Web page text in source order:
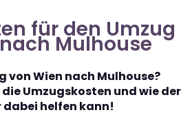
für den Umzug
Mulhouse
von Wien nach Mulhouse?
Umzugskosten und wie der
dabei helfen kann!